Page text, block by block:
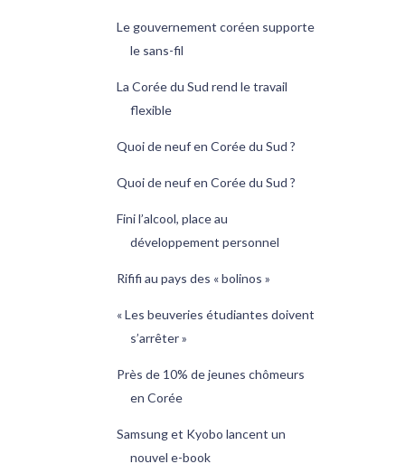
Le gouvernement coréen supporte
le sans-fil
La Corée du Sud rend le travail
flexible
Quoi de neuf en Corée du Sud ?
Quoi de neuf en Corée du Sud ?
Fini l’alcool, place au
développement personnel
Rififi au pays des « bolinos »
« Les beuveries étudiantes doivent
s’arrêter »
Près de 10% de jeunes chômeurs
en Corée
Samsung et Kyobo lancent un
nouvel e-book